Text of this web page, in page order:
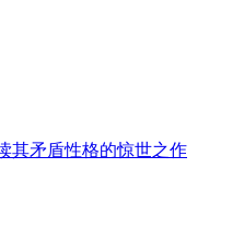
其矛盾性格的惊世之作